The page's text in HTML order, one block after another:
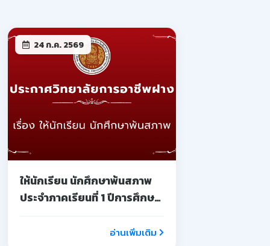
24 ก.ค. 2569
ให้นักเรียน นักศึกษาพ้นสภาพ
ประจำภาคเรียนที่ 1 ปีการศึกษา
อ่านเพิ่มเติม